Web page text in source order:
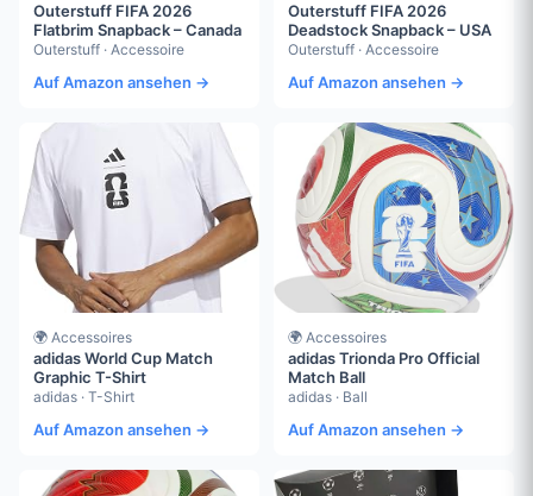
Outerstuff FIFA 2026
Flatbrim Snapback – Canada
Outerstuff · Accessoire
Auf Amazon ansehen →
Outerstuff FIFA 2026
Deadstock Snapback – USA
Outerstuff · Accessoire
Auf Amazon ansehen →
🌍 Accessoires
adidas World Cup Match
Graphic T-Shirt
adidas · T-Shirt
Auf Amazon ansehen →
🌍 Accessoires
adidas Trionda Pro Official
Match Ball
adidas · Ball
Auf Amazon ansehen →